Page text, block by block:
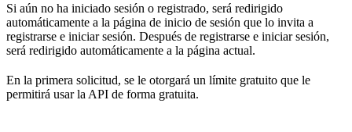
Si aún no ha iniciado sesión o registrado, será redirigido
automáticamente a la página de inicio de sesión que lo invita a
registrarse e iniciar sesión. Después de registrarse e iniciar sesión,
será redirigido automáticamente a la página actual.
En la primera solicitud, se le otorgará un límite gratuito que le
permitirá usar la API de forma gratuita.